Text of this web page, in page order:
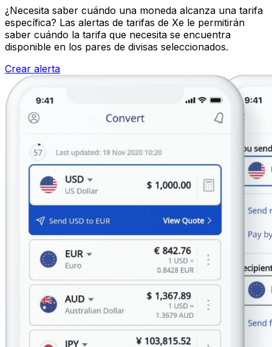
¿Necesita saber cuándo una moneda alcanza una tarifa
específica? Las alertas de tarifas de Xe le permitirán
saber cuándo la tarifa que necesita se encuentra
disponible en los pares de divisas seleccionados.
Crear alerta